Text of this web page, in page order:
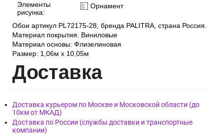
Элементы
рисунка:
Орнамент
Обои артикул PL72175-28, бренда PALITRA, страна Россия.
Материал покрытия: Виниловые
Материал основы: Флизелиновая
Размер: 1,06м х 10,05м
Доставка
Доставка курьером по Москве и Московской области (до
10км от МКАД)
Доставка по России (службы доставки и транспортные
компании)